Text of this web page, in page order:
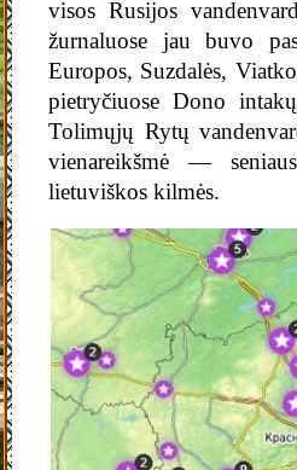
visos Rusijos
žurnaluose jau buvo
Europos, Suzdalės,
pietryčiuose Dono
Tolimųjų Rytų
vienareikšmė —
lietuviškos kilmės.